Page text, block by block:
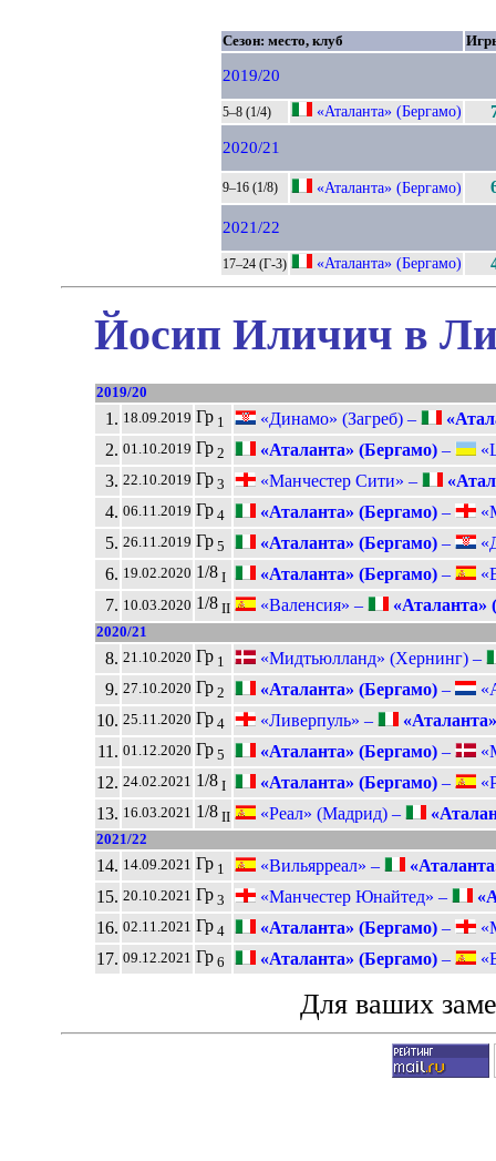
Сезон: место, клуб
2019/20
5–8 (1/4) «Аталанта» (Бергамо)
2020/21
9–16 (1/8) «Аталанта» (Бергамо)
2021/22
17–24 (Г-3) «Аталанта» (Бергамо)
Йосип Иличич в
2019/20
1. 18.09.2019 Гр1 «Динамо» (Загреб) –
2. 01.10.2019 Гр2 «Аталанта» (Бергамо)–
3. 22.10.2019 Гр3 «Манчестер Сити» –
4. 06.11.2019 Гр4 «Аталанта» (Бергамо)–
5. 26.11.2019 Гр5 «Аталанта» (Бергамо)–
6. 19.02.2020 1/8I «Аталанта» (Бергамо)–
7. 10.03.2020 1/8II «Валенсия» – «Аталанта»
2020/21
8. 21.10.2020 Гр1
«Мидтьюлланд» (Хернинг) –
9. 27.10.2020 Гр2 «Аталанта» (Бергамо)–
10. 25.11.2020 Гр4 «Ливерпуль» –
11. 01.12.2020 Гр5 «Аталанта» (Бергамо)–
12. 24.02.2021 1/8I «Аталанта» (Бергамо)–
13. 16.03.2021 1/8II «Реал» (Мадрид) –
2021/22
14. 14.09.2021 Гр1 «Вильярреал» –
15. 20.10.2021 Гр3 «Манчестер Юнайтед» –
16. 02.11.2021 Гр4 «Аталанта» (Бергамо)–
17. 09.12.2021 Гр6 «Аталанта» (Бергамо)–
Для ваших